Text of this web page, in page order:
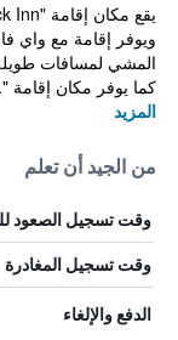
ويوفر إقامة مع واي
المشي لمسافات
كما يوفر مكان إقامة
المزيد
من الجيد أن تعلم
وقت تسجيل الصعود
وقت تسجيل المغادرة
الدفع والإلغاء